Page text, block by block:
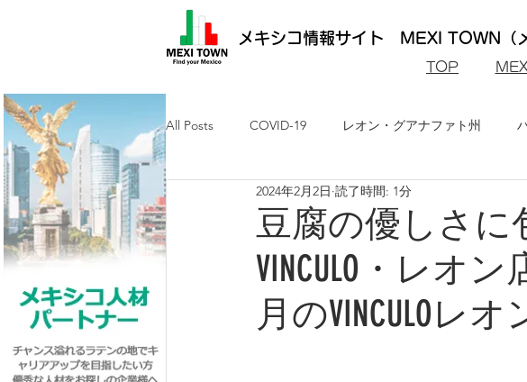
メキシコ情報サイト MEXI TOWN（
​TOP
All Posts COVID-19 レオン・グアナファト州
メキシコ最新ニュース ケレタロ州
求人・メキシコ就労 日墨交流 メキシコ・グ
豆腐の優しさに
VINCULO・レオ
月のVINCULOレ
2024年2月2日 読了時間: 1分